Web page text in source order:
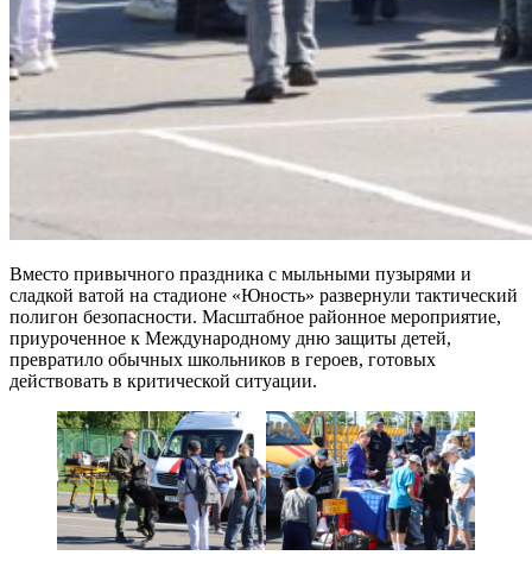
Вместо привычного праздника с мыльными пузырями и
сладкой ватой на стадионе «Юность» развернули тактический
полигон безопасности. Масштабное районное мероприятие,
приуроченное к Международному дню защиты детей,
превратило обычных школьников в героев, готовых
действовать в критической ситуации.